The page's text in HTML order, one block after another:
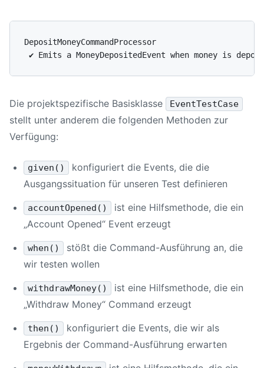
DepositMoneyCommandProcessor
Die projektspezifische Basisklasse EventTestCase
stellt unter anderem die folgenden Methoden zur
Verfügung:
given()
konfiguriert die Events, die die
Ausgangssituation für unseren Test definieren
accountOpened()
ist eine Hilfsmethode, die ein
„Account Opened“ Event erzeugt
when()
stößt die Command-Ausführung an, die
wir testen wollen
withdrawMoney()
ist eine Hilfsmethode, die ein
„Withdraw Money“ Command erzeugt
then()
konfiguriert die Events, die wir als
Ergebnis der Command-Ausführung erwarten